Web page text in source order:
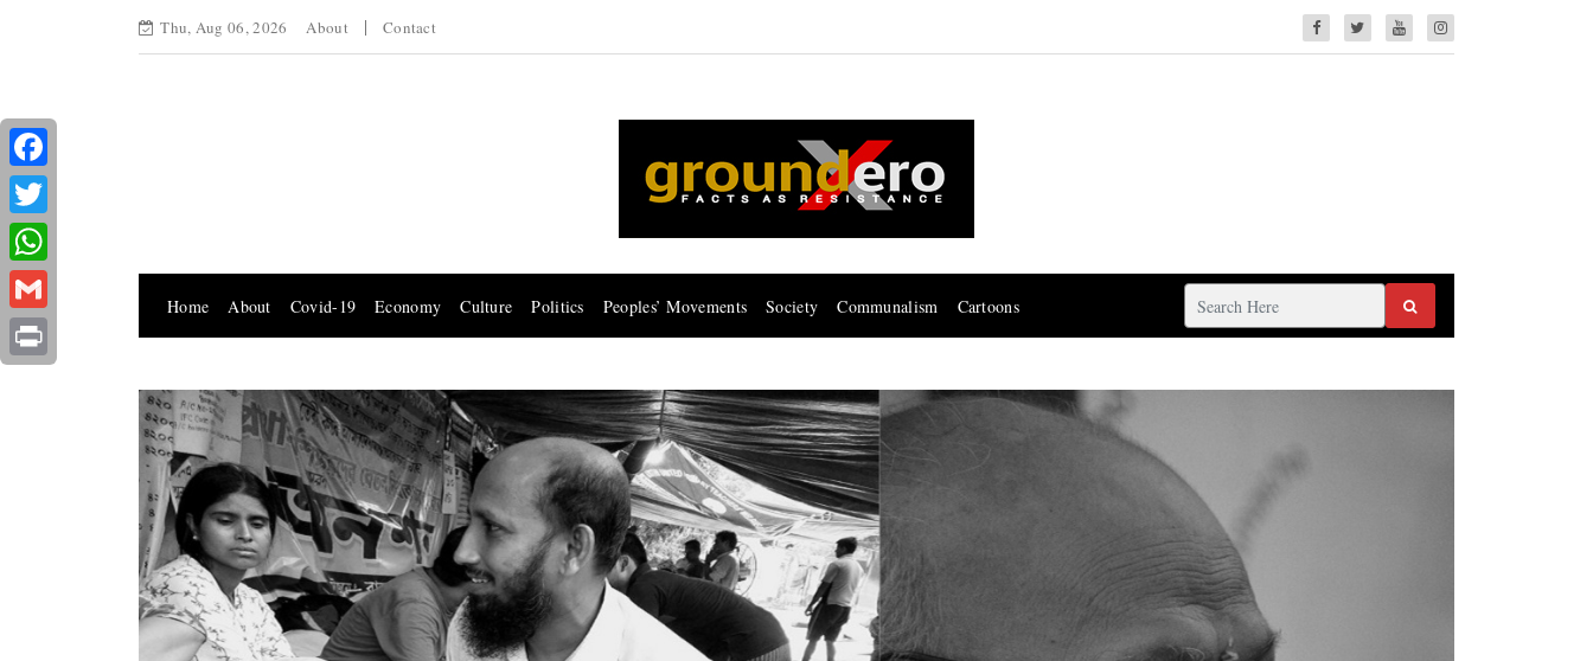
Thu, Aug 06, 2026 About Contact
Home About Covid-19 Economy Culture Politics Peoples’ Movements Society Communalism Cartoons
Facebook
Twitter
WhatsApp
Gmail